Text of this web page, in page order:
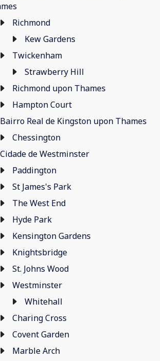
Richmond
Kew Gardens
Twickenham
Strawberry Hill
Richmond upon Thames
Hampton Court
Bairro Real de Kingston upon Thames
Chessington
Cidade de Westminster
Paddington
St James's Park
The West End
Hyde Park
Kensington Gardens
Knightsbridge
St. Johns Wood
Westminster
Whitehall
Charing Cross
Covent Garden
Marble Arch